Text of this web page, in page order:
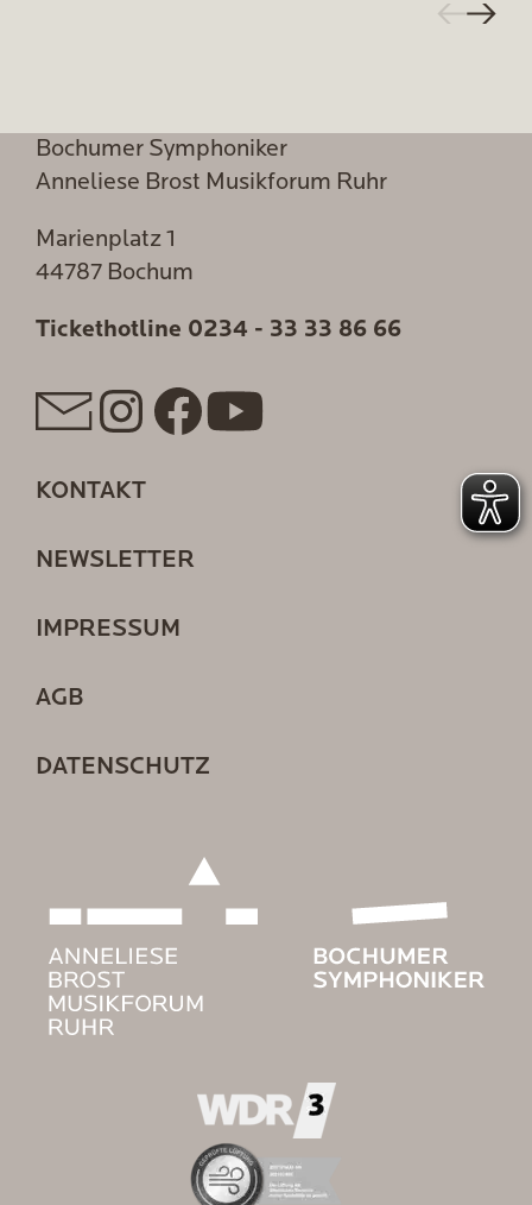
Bochumer Symphoniker
Anneliese Brost Musikforum Ruhr
Marienplatz 1
44787 Bochum
Tickethotline 0234 - 33 33 86 66
KONTAKT
NEWSLETTER
IMPRESSUM
AGB
DATENSCHUTZ